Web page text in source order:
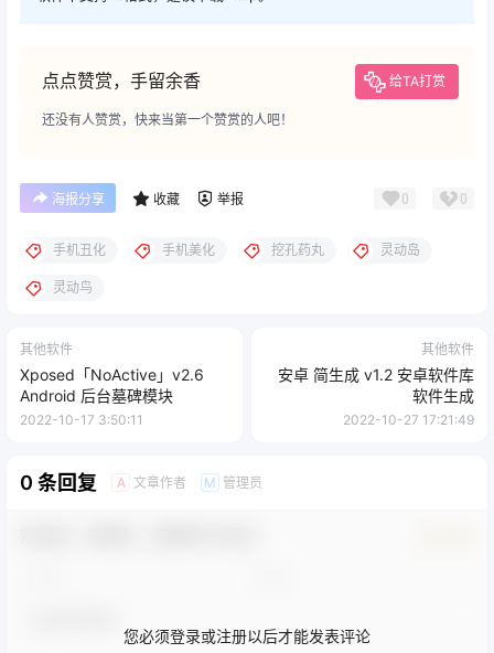
点点赞赏，手留余香 给TA打赏
还没有人赞赏，快来当第一个赞赏的人吧！
海报分享 收藏 举报 0 0
手机丑化 手机美化 挖孔药丸 灵动岛
灵动鸟
其他软件
Xposed「NoActive」v2.6
Android 后台墓碑模块
2022-10-17 3:50:11
其他软件
安卓 简生成 v1.2 安卓软件库
软件生成
2022-10-27 17:21:49
0 条回复 A 文章作者 M 管理员
您必须登录或注册以后才能发表评论